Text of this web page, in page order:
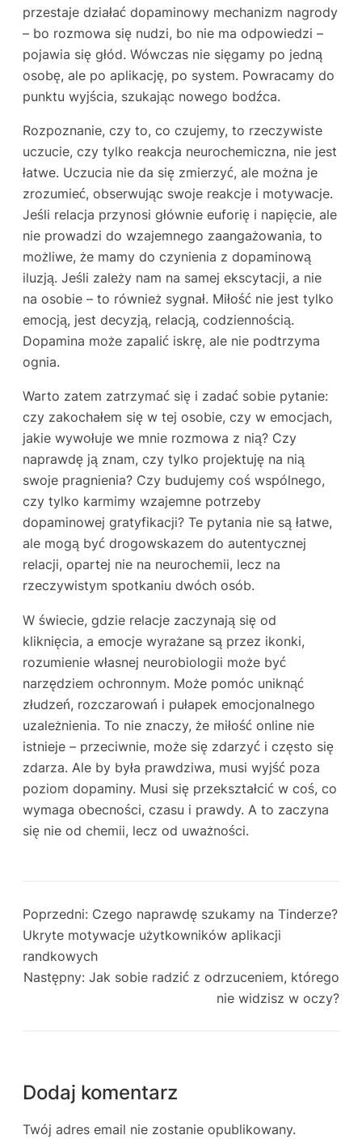
przestaje działać dopaminowy mechanizm nagrody
– bo rozmowa się nudzi, bo nie ma odpowiedzi –
pojawia się głód. Wówczas nie sięgamy po jedną
osobę, ale po aplikację, po system. Powracamy do
punktu wyjścia, szukając nowego bodźca.
Rozpoznanie, czy to, co czujemy, to rzeczywiste
uczucie, czy tylko reakcja neurochemiczna, nie jest
łatwe. Uczucia nie da się zmierzyć, ale można je
zrozumieć, obserwując swoje reakcje i motywacje.
Jeśli relacja przynosi głównie euforię i napięcie, ale
nie prowadzi do wzajemnego zaangażowania, to
możliwe, że mamy do czynienia z dopaminową
iluzją. Jeśli zależy nam na samej ekscytacji, a nie
na osobie – to również sygnał. Miłość nie jest tylko
emocją, jest decyzją, relacją, codziennością.
Dopamina może zapalić iskrę, ale nie podtrzyma
ognia.
Warto zatem zatrzymać się i zadać sobie pytanie:
czy zakochałem się w tej osobie, czy w emocjach,
jakie wywołuje we mnie rozmowa z nią? Czy
naprawdę ją znam, czy tylko projektuję na nią
swoje pragnienia? Czy budujemy coś wspólnego,
czy tylko karmimy wzajemne potrzeby
dopaminowej gratyfikacji? Te pytania nie są łatwe,
ale mogą być drogowskazem do autentycznej
relacji, opartej nie na neurochemii, lecz na
rzeczywistym spotkaniu dwóch osób.
W świecie, gdzie relacje zaczynają się od
kliknięcia, a emocje wyrażane są przez ikonki,
rozumienie własnej neurobiologii może być
narzędziem ochronnym. Może pomóc uniknąć
złudzeń, rozczarowań i pułapek emocjonalnego
uzależnienia. To nie znaczy, że miłość online nie
istnieje – przeciwnie, może się zdarzyć i często się
zdarza. Ale by była prawdziwa, musi wyjść poza
poziom dopaminy. Musi się przekształcić w coś, co
wymaga obecności, czasu i prawdy. A to zaczyna
się nie od chemii, lecz od uważności.
Poprzedni: Czego naprawdę szukamy na Tinderze?
Ukryte motywacje użytkowników aplikacji
randkowych
Następny: Jak sobie radzić z odrzuceniem, którego
nie widzisz w oczy?
Dodaj komentarz
Twój adres email nie zostanie opublikowany.